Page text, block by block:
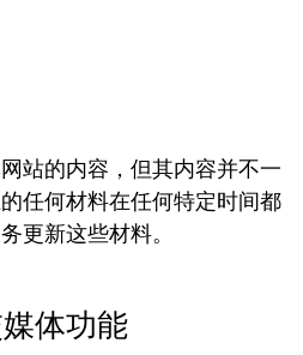
站的内容，但其内容并不一
任何材料在任何特定时间都
更新这些材料。
体功能